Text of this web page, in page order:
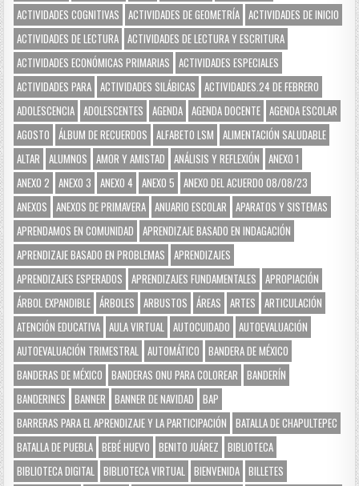
ACTIVIDADES COGNITIVAS
ACTIVIDADES DE GEOMETRÍA ACTIVIDADES DE INICIO
ACTIVIDADES DE LECTURA ACTIVIDADES DE LECTURA Y ESCRITURA
ACTIVIDADES ECONÓMICAS PRIMARIAS
ACTIVIDADES ESPECIALES
ACTIVIDADES PARA ACTIVIDADES SILÁBICAS
ACTIVIDADES.24 DE FEBRERO
ADOLESCENCIA ADOLESCENTES AGENDA AGENDA DOCENTE AGENDA ESCOLAR
AGOSTO
ÁLBUM DE RECUERDOS ALFABETO LSM
ALIMENTACIÓN SALUDABLE
ALTAR
ALUMNOS AMOR Y AMISTAD ANÁLISIS Y REFLEXIÓN
ANEXO 1
ANEXO 2
ANEXO 3 ANEXO 4 ANEXO 5
ANEXO DEL ACUERDO 08/08/23
ANEXOS
ANEXOS DE PRIMAVERA ANUARIO ESCOLAR
APARATOS Y SISTEMAS
APRENDAMOS EN COMUNIDAD
APRENDIZAJE BASADO EN INDAGACIÓN
APRENDIZAJE BASADO EN PROBLEMAS
APRENDIZAJES
APRENDIZAJES ESPERADOS
APRENDIZAJES FUNDAMENTALES
APROPIACIÓN
ÁRBOL EXPANDIBLE ÁRBOLES ARBUSTOS ÁREAS ARTES
ARTICULACIÓN
ATENCIÓN EDUCATIVA AULA VIRTUAL AUTOCUIDADO
AUTOEVALUACIÓN
AUTOEVALUACIÓN TRIMESTRAL AUTOMÁTICO
BANDERA DE MÉXICO
BANDERAS DE MÉXICO
BANDERAS ONU PARA COLOREAR
BANDERÍN
BANDERINES
BANNER BANNER DE NAVIDAD
BAP
BARRERAS PARA EL APRENDIZAJE Y LA PARTICIPACIÓN
BATALLA DE CHAPULTEPEC
BATALLA DE PUEBLA BEBÉ HUEVO BENITO JUÁREZ
BIBLIOTECA
BIBLIOTECA DIGITAL BIBLIOTECA VIRTUAL BIENVENIDA BILLETES